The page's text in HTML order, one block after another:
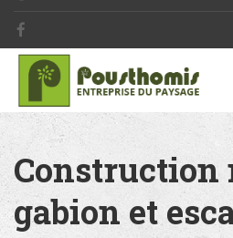
Construction
gabion et